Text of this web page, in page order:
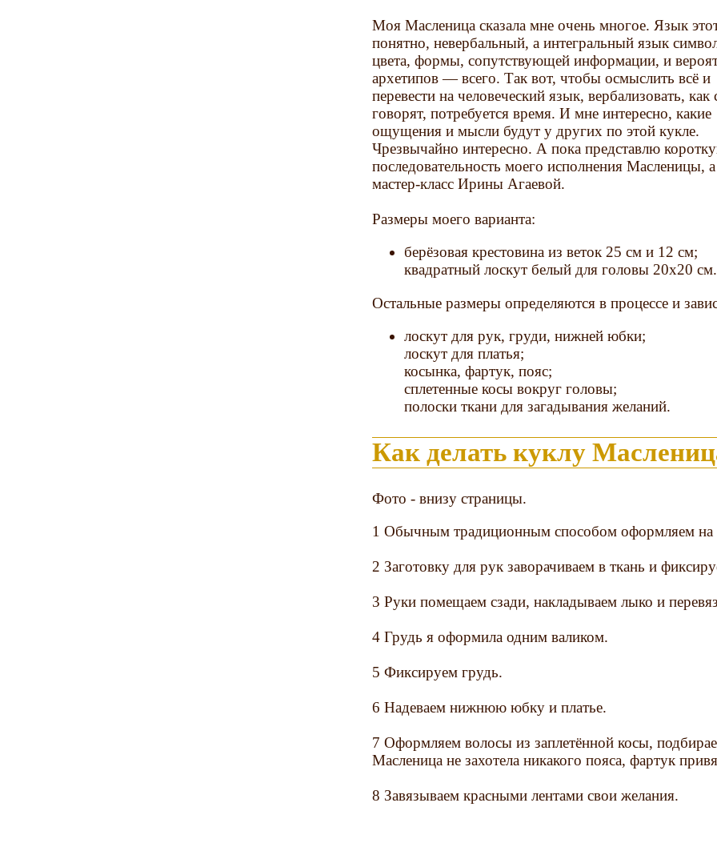
Моя Масленица сказала мне очень многое. Язык
понятно, невербальный, а интегральный язык
цвета, формы, сопутствующей информации, и
архетипов — всего. Так вот, чтобы осмыслить всё и
перевести на человеческий язык, вербализовать, как
говорят, потребуется время. И мне интересно, какие
ощущения и мысли будут у других по этой кукле.
Чрезвычайно интересно. А пока представлю
последовательность моего исполнения Масленицы, а
мастер-класс Ирины Агаевой.
Размеры моего варианта:
берёзовая крестовина из веток 25 см и 12 см;
квадратный лоскут белый для головы 20х20 см.
Остальные размеры определяются в процессе и
лоскут для рук, груди, нижней юбки;
лоскут для платья;
косынка, фартук, пояс;
сплетенные косы вокруг головы;
полоски ткани для загадывания желаний.
Как делать куклу
Фото - внизу страницы.
1 Обычным традиционным способом оформляем на
2 Заготовку для рук заворачиваем в ткань и
3 Руки помещаем сзади, накладываем лыко и
4 Грудь я оформила одним валиком.
5 Фиксируем грудь.
6 Надеваем нижнюю юбку и платье.
7 Оформляем волосы из заплетённой косы,
Масленица не захотела никакого пояса, фартук
8 Завязываем красными лентами свои желания.